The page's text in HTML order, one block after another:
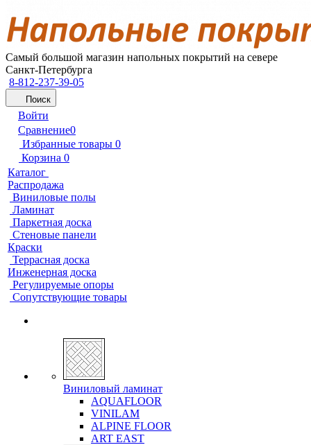
Самый большой магазин напольных покрытий на севере
Санкт-Петербурга
8-812-237-39-05
Поиск
Войти
Сравнение0
Избранные товары 0
Корзина 0
Каталог
Распродажа
Виниловые полы
Ламинат
Паркетная доска
Стеновые панели
Краски
Террасная доска
Инженерная доска
Регулируемые опоры
Сопутствующие товары
Виниловый ламинат
AQUAFLOOR
VINILAM
ALPINE FLOOR
ART EAST